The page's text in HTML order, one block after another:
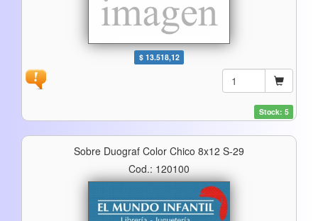
$ 13.518,12
Stock: 5
Sobre Duograf Color Chico 8x12 S-29
Cod.: 120100